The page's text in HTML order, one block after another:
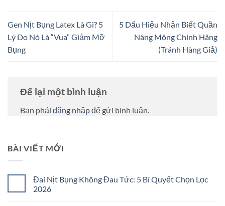
Gen Nịt Bụng Latex Là Gì? 5
Lý Do Nó Là “Vua” Giảm Mỡ
Bụng
5 Dấu Hiệu Nhận Biết Quần
Nâng Mông Chính Hãng
(Tránh Hàng Giả)
Để lại một bình luận
Bạn phải đăng nhậpđể gửi bình luận.
BÀI VIẾT MỚI
Đai Nịt Bụng Không Đau Tức: 5 Bí Quyết Chọn Lọc
2026